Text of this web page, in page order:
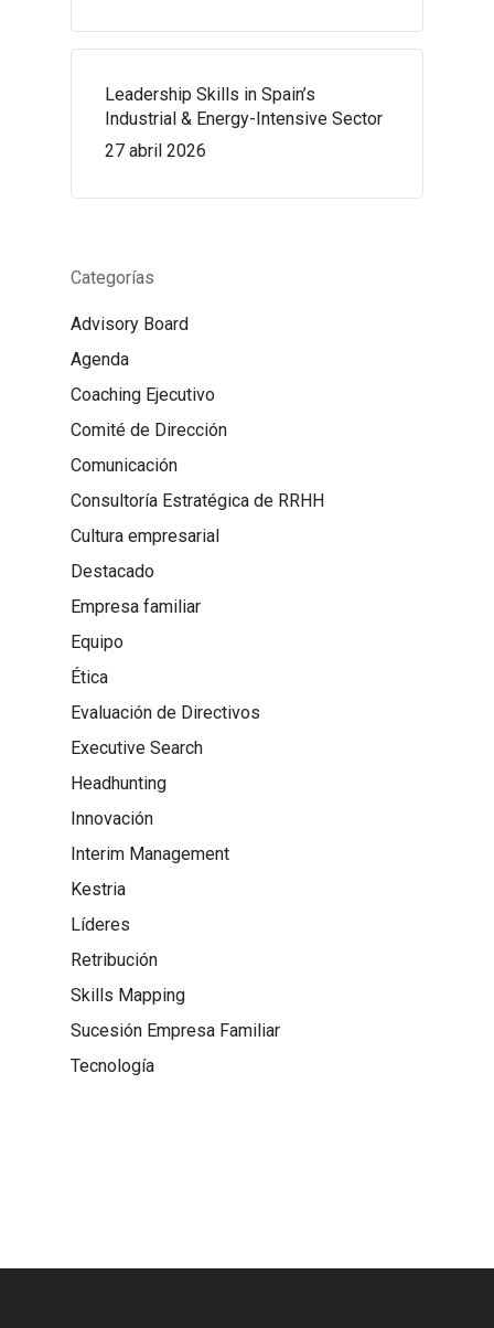
Leadership Skills in Spain’s
Industrial & Energy-Intensive Sector
27 abril 2026
Categorías
Advisory Board
Agenda
Coaching Ejecutivo
Comité de Dirección
Comunicación
Consultoría Estratégica de RRHH
Cultura empresarial
Destacado
Empresa familiar
Equipo
Ética
Evaluación de Directivos
Executive Search
Headhunting
Innovación
Interim Management
Kestria
Líderes
Retribución
Skills Mapping
Sucesión Empresa Familiar
Tecnología